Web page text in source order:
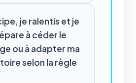
je ralentis et je
à céder le
ou à adapter ma
selon la règle